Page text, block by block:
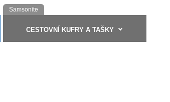
Samsonite
CESTOVNÍ KUFRY A TAŠKY